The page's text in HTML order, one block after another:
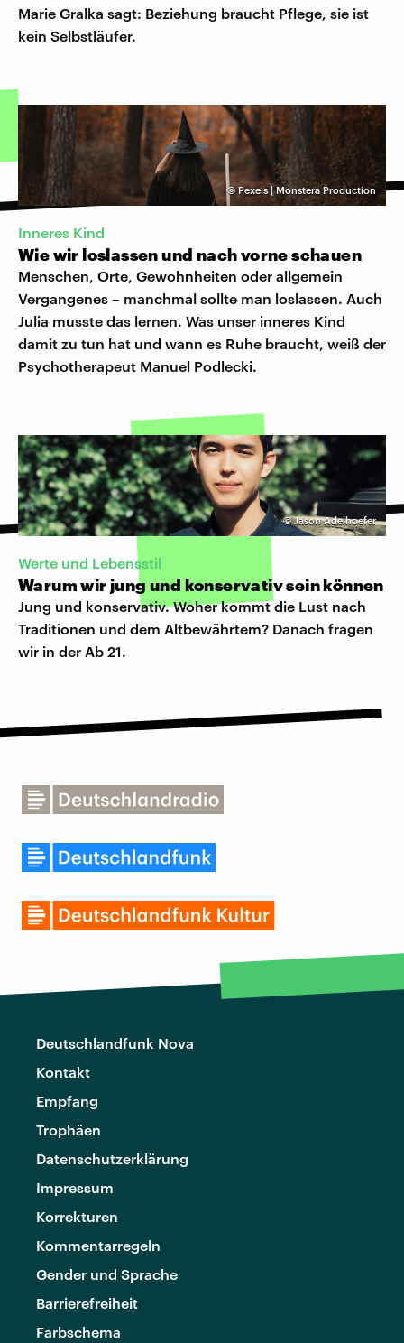
Marie Gralka sagt: Beziehung braucht Pflege, sie ist
kein Selbstläufer.
©Pexels | Monstera Production
Inneres Kind
Wie wir loslassen und nach vorne schauen
Menschen, Orte, Gewohnheiten oder allgemein
Vergangenes – manchmal sollte man loslassen. Auch
Julia musste das lernen. Was unser inneres Kind
damit zu tun hat und wann es Ruhe braucht, weiß der
Psychotherapeut Manuel Podlecki.
©Jason Adelhoefer
Werte und Lebensstil
Warum wir jung und konservativ sein können
Jung und konservativ. Woher kommt die Lust nach
Traditionen und dem Altbewährtem? Danach fragen
wir in der Ab 21.
Deutschlandfunk Nova
Kontakt
Empfang
Trophäen
Datenschutzerklärung
Impressum
Korrekturen
Kommentarregeln
Gender und Sprache
Barrierefreiheit
Farbschema